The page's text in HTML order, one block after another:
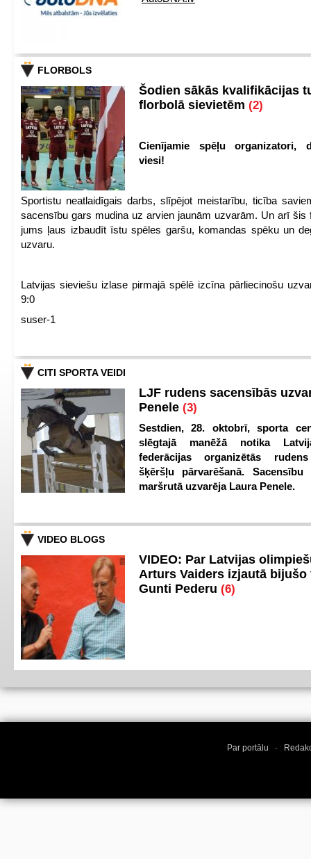
FLORBOLS
Šodien sākās kvalifikācijas
florbolā sievietēm (2)
Cienījamie spēļu organizatori,
viesi!
Sportistu neatlaidīgais darbs, slīpējot meistarību, ticība
sacensību gars mudina uz arvien jaunām uzvarām. Un arī šis
jums ļaus izbaudīt īstu spēles garšu, komandas spēku un
uzvaru.
Latvijas sieviešu izlase pirmajā spēlē izcīna pārliecinošu
9:0
suser-1
CITI SPORTA VEIDI
LJF rudens sacensībās
Penele (3)
Sestdien, 28. oktobrī, sporta
slēgtajā manēžā notika
federācijas organizētās
šķēršļu pārvarēšanā. Sacensību
maršrutā uzvarēja Laura Penele.
VIDEO BLOGS
VIDEO: Par Latvijas
Arturs Vaiders izjautā bijušo
Gunti Pederu (6)
Par portālu ·